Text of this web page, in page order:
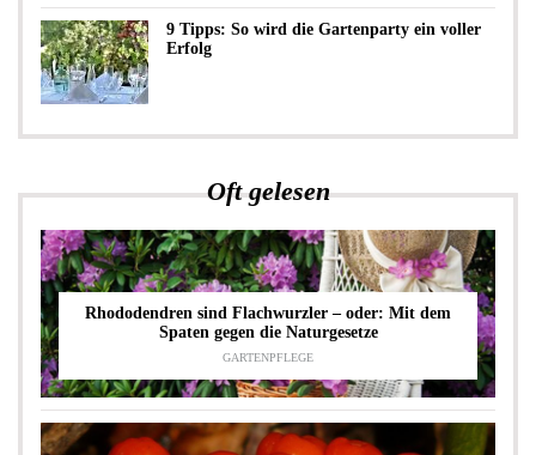
9 Tipps: So wird die Gartenparty ein voller
Erfolg
Oft gelesen
Rhododendren sind Flachwurzler – oder: Mit dem
Spaten gegen die Naturgesetze
GARTENPFLEGE